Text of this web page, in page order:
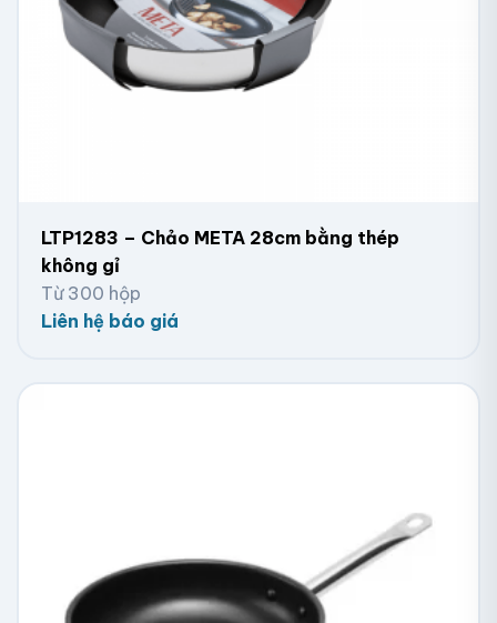
LTP1283 – Chảo META 28cm bằng thép
không gỉ
Từ 300 hộp
Liên hệ báo giá